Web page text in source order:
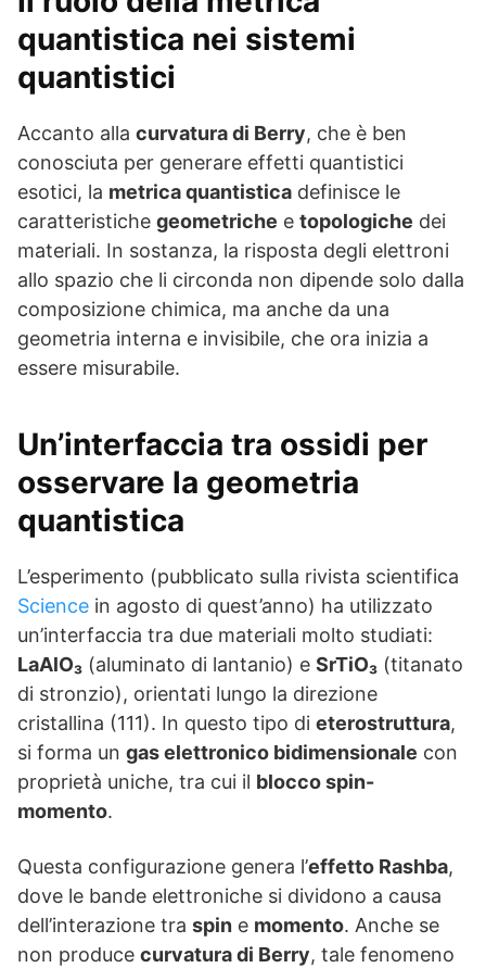
quantistica nei sistemi
quantistici
Accanto alla curvatura di Berry, che è ben
conosciuta per generare effetti quantistici
esotici, la metrica quantistica definisce le
caratteristiche geometriche e topologiche dei
materiali. In sostanza, la risposta degli elettroni
allo spazio che li circonda non dipende solo dalla
composizione chimica, ma anche da una
geometria interna e invisibile, che ora inizia a
essere misurabile.
Un’interfaccia tra ossidi per
osservare la geometria
quantistica
L’esperimento (pubblicato sulla rivista scientifica
Science in agosto di quest’anno) ha utilizzato
un’interfaccia tra due materiali molto studiati:
LaAlO₃ (aluminato di lantanio) e SrTiO₃ (titanato
di stronzio), orientati lungo la direzione
cristallina (111). In questo tipo di eterostruttura,
si forma un gas elettronico bidimensionale con
proprietà uniche, tra cui il blocco spin-
momento.
Questa configurazione genera l’effetto Rashba,
dove le bande elettroniche si dividono a causa
dell’interazione tra spin e momento. Anche se
non produce curvatura di Berry, tale fenomeno